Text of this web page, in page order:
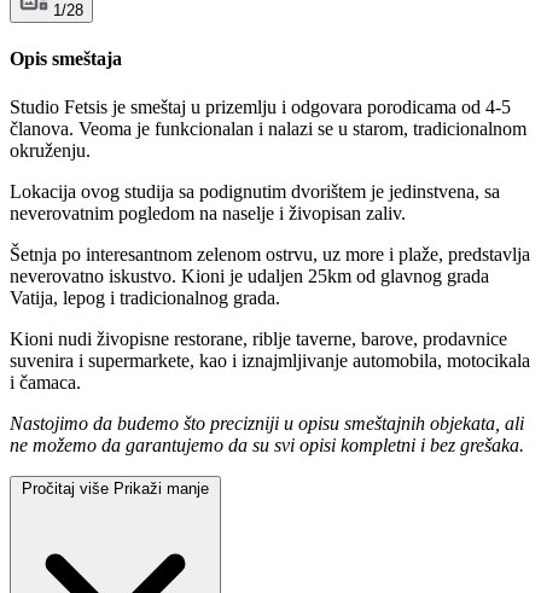
1/28
Opis smeštaja
Studio Fetsis je smeštaj u prizemlju i odgovara porodicama od 4-5
članova. Veoma je funkcionalan i nalazi se u starom, tradicionalnom
okruženju.
Lokacija ovog studija sa podignutim dvorištem je jedinstvena, sa
neverovatnim pogledom na naselje i živopisan zaliv.
Šetnja po interesantnom zelenom ostrvu, uz more i plaže, predstavlja
neverovatno iskustvo. Kioni je udaljen 25km od glavnog grada
Vatija, lepog i tradicionalnog grada.
Kioni nudi živopisne restorane, riblje taverne, barove, prodavnice
suvenira i supermarkete, kao i iznajmljivanje automobila, motocikala
i čamaca.
Nastojimo da budemo što precizniji u opisu smeštajnih objekata, ali
ne možemo da garantujemo da su svi opisi kompletni i bez grešaka.
Pročitaj više Prikaži manje